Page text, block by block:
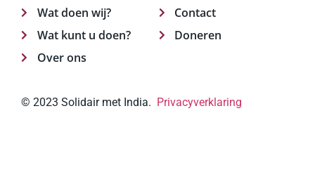
Wat doen wij?
Wat kunt u doen?
Over ons
Contact
Doneren
© 2023 Solidair met India. Privacyverklaring